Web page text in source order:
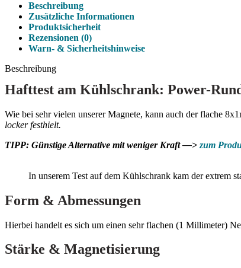
Beschreibung
Zusätzliche Informationen
Produktsicherheit
Rezensionen (0)
Warn- & Sicherheitshinweise
Beschreibung
Hafttest am Kühlschrank: Power-
Wie bei sehr vielen unserer Magnete, kann auch der flache
locker festhielt.
TIPP: Günstige Alternative mit weniger Kraft —> zum
In unserem Test auf dem Kühlschrank kam der extrem
Form & Abmessungen
Hierbei handelt es sich um einen sehr flachen (1 Millimeter)
Stärke & Magnetisierung